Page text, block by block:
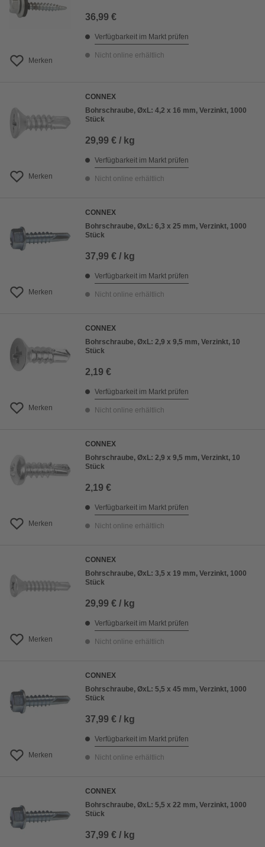
Merken
36,99 €
Verfügbarkeit im Markt prüfen
Nicht online erhältlich
Merken
CONNEX
Bohrschraube, ØxL: 4,2 x 16 mm, Verzinkt, 1000
Stück
29,99 € / kg
Verfügbarkeit im Markt prüfen
Nicht online erhältlich
Merken
CONNEX
Bohrschraube, ØxL: 6,3 x 25 mm, Verzinkt, 1000
Stück
37,99 € / kg
Verfügbarkeit im Markt prüfen
Nicht online erhältlich
Merken
CONNEX
Bohrschraube, ØxL: 2,9 x 9,5 mm, Verzinkt, 10
Stück
2,19 €
Verfügbarkeit im Markt prüfen
Nicht online erhältlich
Merken
CONNEX
Bohrschraube, ØxL: 2,9 x 9,5 mm, Verzinkt, 10
Stück
2,19 €
Verfügbarkeit im Markt prüfen
Nicht online erhältlich
Merken
CONNEX
Bohrschraube, ØxL: 3,5 x 19 mm, Verzinkt, 1000
Stück
29,99 € / kg
Verfügbarkeit im Markt prüfen
Nicht online erhältlich
Merken
CONNEX
Bohrschraube, ØxL: 5,5 x 45 mm, Verzinkt, 1000
Stück
37,99 € / kg
Verfügbarkeit im Markt prüfen
Nicht online erhältlich
CONNEX
Bohrschraube, ØxL: 5,5 x 22 mm, Verzinkt, 1000
Stück
37,99 € / kg